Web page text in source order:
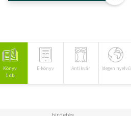
Könyv
1 db
E-könyv Antikvár Idegen nyelvű